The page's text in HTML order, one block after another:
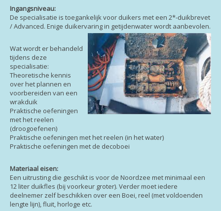
Ingangsniveau:
De specialisatie is toegankelijk voor duikers met een 2*-duikbrevet
/ Advanced. Enige duikervaring in getijdenwater wordt aanbevolen.
Wat wordt er behandeld
tijdens deze
specialisatie:
Theoretische kennis
over het plannen en
voorbereiden van een
wrakduik
Praktische oefeningen
met het reelen
(droogoefenen)
Praktische oefeningen met het reelen (in het water)
Praktische oefeningen met de decoboei
Materiaal eisen:
Een uitrusting die geschikt is voor de Noordzee met minimaal een
12 liter duikfles (bij voorkeur groter). Verder moet iedere
deelnemer zelf beschikken over een Boei, reel (met voldoenden
lengte lijn), fluit, horloge etc.